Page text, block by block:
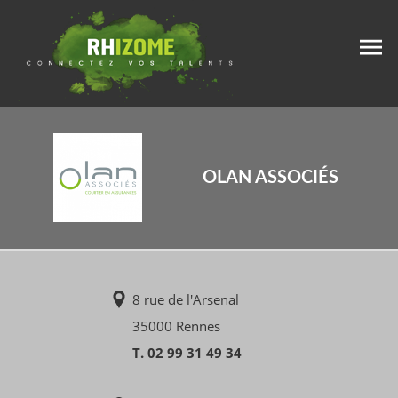
OLAN ASSOCIÉS
8 rue de l'Arsenal
35000 Rennes
T. 02 99 31 49 34